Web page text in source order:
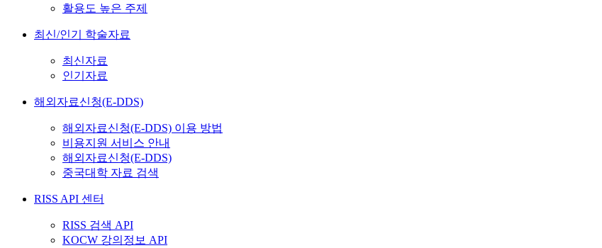
활용도 높은 주제
최신/인기 학술자료
최신자료
인기자료
해외자료신청(E-DDS)
해외자료신청(E-DDS) 이용 방법
비용지원 서비스 안내
해외자료신청(E-DDS)
중국대학 자료 검색
RISS API 센터
RISS 검색 API
KOCW 강의정보 API